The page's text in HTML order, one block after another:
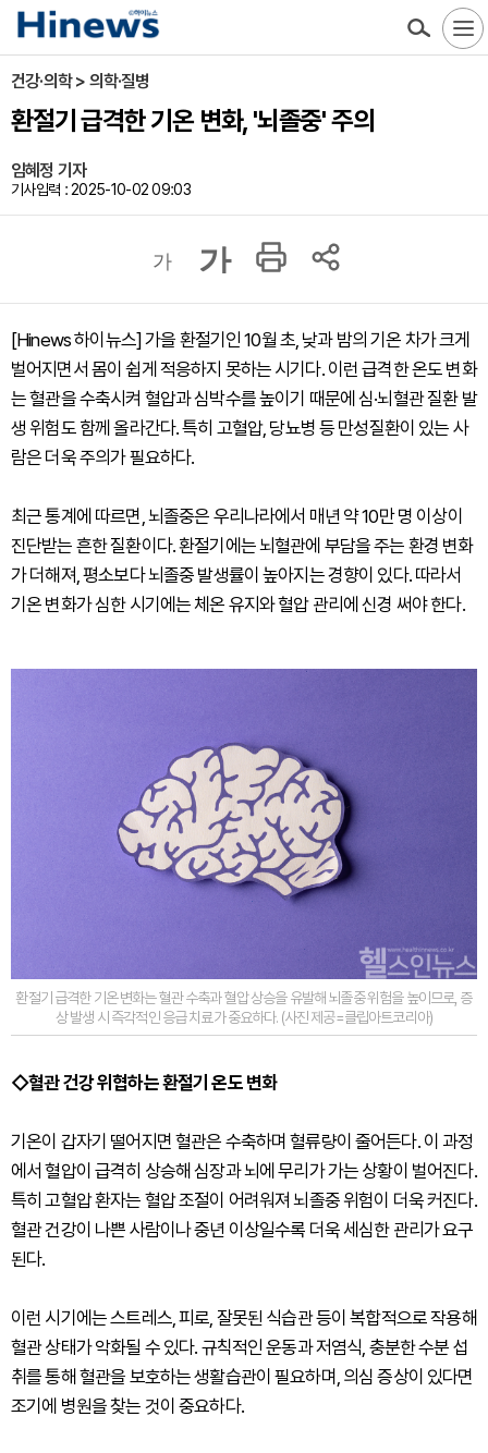
건강·의학 > 의학·질병
환절기 급격한 기온 변화, '뇌졸중' 주의
임혜정 기자
기사입력 : 2025-10-02 09:03
가 가
[Hinews 하이뉴스] 가을 환절기인 10월 초, 낮과 밤의 기온 차가 크게
벌어지면서 몸이 쉽게 적응하지 못하는 시기다. 이런 급격한 온도 변화
는 혈관을 수축시켜 혈압과 심박수를 높이기 때문에 심·뇌혈관 질환 발
생 위험도 함께 올라간다. 특히 고혈압, 당뇨병 등 만성질환이 있는 사
람은 더욱 주의가 필요하다.
최근 통계에 따르면, 뇌졸중은 우리나라에서 매년 약 10만 명 이상이
진단받는 흔한 질환이다. 환절기에는 뇌혈관에 부담을 주는 환경 변화
가 더해져, 평소보다 뇌졸중 발생률이 높아지는 경향이 있다. 따라서
기온 변화가 심한 시기에는 체온 유지와 혈압 관리에 신경 써야 한다.
환절기 급격한 기온 변화는 혈관 수축과 혈압 상승을 유발해 뇌졸중 위험을 높이므로, 증
상 발생 시 즉각적인 응급 치료가 중요하다. (사진 제공=클립아트코리아)
◇혈관 건강 위협하는 환절기 온도 변화
기온이 갑자기 떨어지면 혈관은 수축하며 혈류량이 줄어든다. 이 과정
에서 혈압이 급격히 상승해 심장과 뇌에 무리가 가는 상황이 벌어진다.
특히 고혈압 환자는 혈압 조절이 어려워져 뇌졸중 위험이 더욱 커진다.
혈관 건강이 나쁜 사람이나 중년 이상일수록 더욱 세심한 관리가 요구
된다.
이런 시기에는 스트레스, 피로, 잘못된 식습관 등이 복합적으로 작용해
혈관 상태가 악화될 수 있다. 규칙적인 운동과 저염식, 충분한 수분 섭
취를 통해 혈관을 보호하는 생활습관이 필요하며, 의심 증상이 있다면
조기에 병원을 찾는 것이 중요하다.